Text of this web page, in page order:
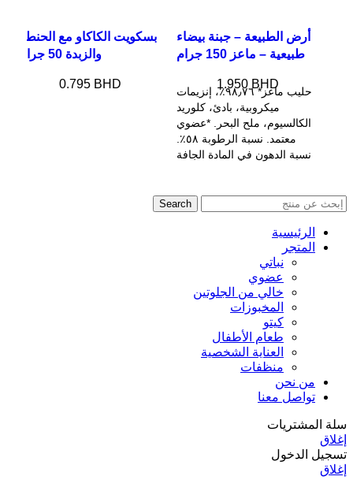
أرض الطبيعة – جبنة بيضاء
طبيعية – ماعز 150 جرام
1.950 BHD
حليب ماعز* ٩٨٫٧٦٪، إنزيمات
ميكروبية، بادئ، كلوريد
الكالسيوم، ملح البحر. *عضوي
معتمد. نسبة الرطوبة ٥٨٪.
نسبة الدهون في المادة الجافة
بسكويت الكاكاو مع الحنطه
والزبدة 50 جرام
0.795 BHD
Search
الرئيسية
المتجر
نباتي
عضوي
خالي من الجلوتين
المخبوزات
كيتو
طعام الأطفال
العناية الشخصية
منظفات
من نحن
تواصل معنا
سلة المشتريات
إغلاق
تسجيل الدخول
إغلاق